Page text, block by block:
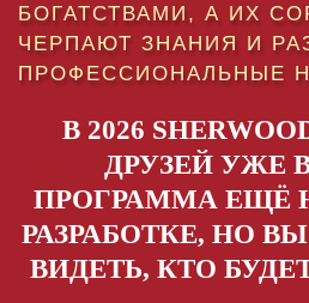
БОГАТСТВАМИ, А ИХ
ЧЕРПАЮТ ЗНАНИЯ И
ПРОФЕССИОНАЛЬНЫЕ
В 2026
ДРУЗЕЙ УЖЕ В
ПРОГРАММА ЕЩЁ
РАЗРАБОТКЕ, НО
ВИДЕТЬ, КТО